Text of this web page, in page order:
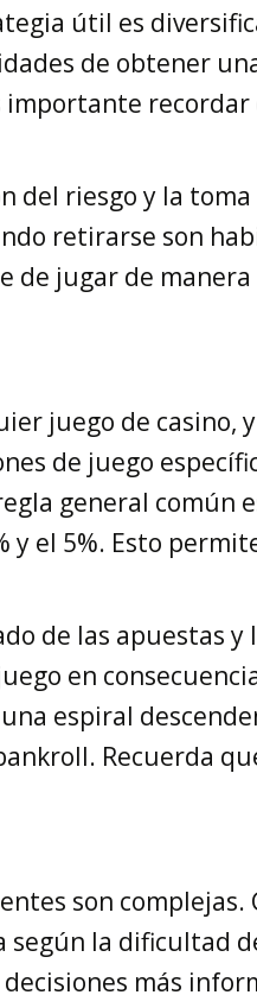
útil es
de obtener
recordar
del riesgo y la toma
retirarse son
de jugar de
juego de casino,
de juego
general común
el 5%. Esto
de las apuestas y
en
espiral
Recuerda
son complejas.
la dificultad
más